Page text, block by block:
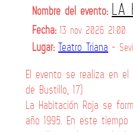
Nombre del evento: LA
Fecha: 13 nov 2026 21:00
Lugar: Teatro Triana -
El evento se realiza en el
de Bustillo, 17)
La Habitación Roja se
año 1995. En este